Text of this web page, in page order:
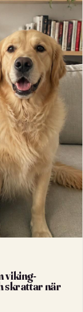
viking-
skrattar när